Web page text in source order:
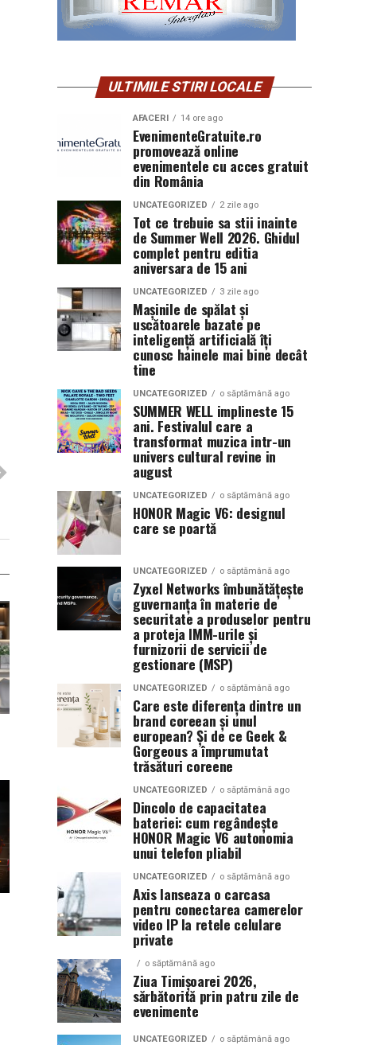
ULTIMILE STIRI LOCALE
AFACERI 14 ore ago
EvenimenteGratuite.ro
promovează online
evenimentele cu acces gratuit
din România
UNCATEGORIZED 2 zile ago
Tot ce trebuie sa stii inainte
de Summer Well 2026. Ghidul
complet pentru editia
aniversara de 15 ani
UNCATEGORIZED 3 zile ago
Mașinile de spălat și
uscătoarele bazate pe
inteligență artificială îți
cunosc hainele mai bine decât
tine
UNCATEGORIZED o săptămână ago
SUMMER WELL implineste 15
ani. Festivalul care a
transformat muzica intr-un
univers cultural revine in
august
UNCATEGORIZED o săptămână ago
HONOR Magic V6: designul
care se poartă
UNCATEGORIZED o săptămână ago
Zyxel Networks îmbunătățește
guvernanța în materie de
securitate a produselor pentru
a proteja IMM-urile și
furnizorii de servicii de
gestionare (MSP)
UNCATEGORIZED o săptămână ago
Care este diferența dintre un
brand coreean și unul
european? Și de ce Geek &
Gorgeous a împrumutat
trăsături coreene
UNCATEGORIZED o săptămână ago
Dincolo de capacitatea
bateriei: cum regândește
HONOR Magic V6 autonomia
unui telefon pliabil
UNCATEGORIZED o săptămână ago
Axis lanseaza o carcasa
pentru conectarea camerelor
video IP la retele celulare
private
o săptămână ago
Ziua Timișoarei 2026,
sărbătorită prin patru zile de
evenimente
UNCATEGORIZED o săptămână ago